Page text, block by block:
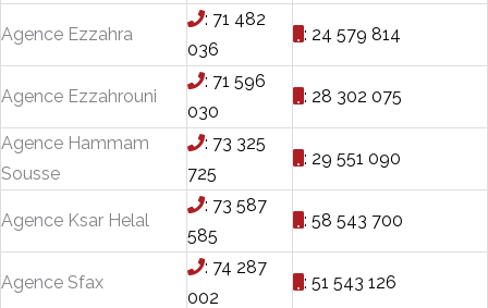
Agence Ezzahra
: 71 482
036
: 24 579 814
Agence Ezzahrouni
: 71 596
030
: 28 302 075
Agence Hammam
Sousse
: 73 325
725
: 29 551 090
Agence Ksar Helal
: 73 587
585
: 58 543 700
Agence Sfax
: 74 287
002
: 51 543 126